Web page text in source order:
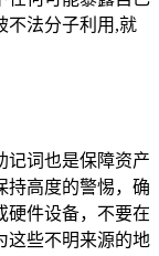
不法分子利用,就
记词也是保障资产
持高度的警惕，确
硬件设备，不要在
这些不明来源的地